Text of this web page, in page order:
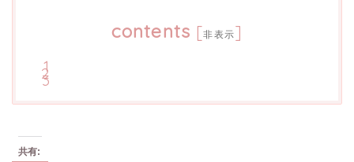
contents [非表示]
共有: